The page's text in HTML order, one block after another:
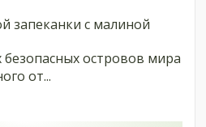
запеканки с малиной
островов мира
от...